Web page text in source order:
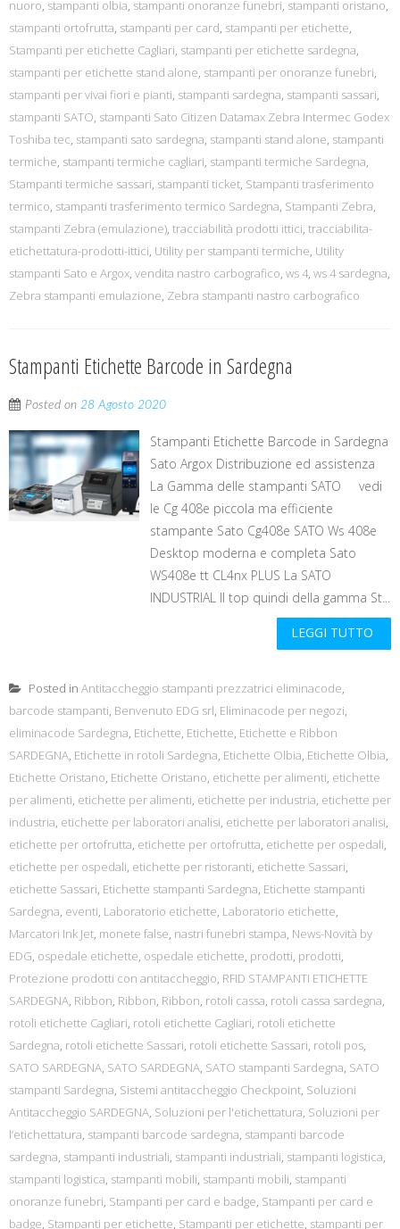
nuoro, stampanti olbia, stampanti onoranze funebri, stampanti oristano,
stampanti ortofrutta, stampanti per card, stampanti per etichette,
Stampanti per etichette Cagliari, stampanti per etichette sardegna,
stampanti per etichette stand alone, stampanti per onoranze funebri,
stampanti per vivai fiori e pianti, stampanti sardegna, stampanti sassari,
stampanti SATO, stampanti Sato Citizen Datamax Zebra Intermec Godex
Toshiba tec, stampanti sato sardegna, stampanti stand alone, stampanti
termiche, stampanti termiche cagliari, stampanti termiche Sardegna,
Stampanti termiche sassari, stampanti ticket, Stampanti trasferimento
termico, stampanti trasferimento termico Sardegna, Stampanti Zebra,
stampanti Zebra (emulazione), tracciabilità prodotti ittici, tracciabilita-
etichettatura-prodotti-ittici, Utility per stampanti termiche, Utility
stampanti Sato e Argox, vendita nastro carbografico, ws 4, ws 4 sardegna,
Zebra stampanti emulazione, Zebra stampanti nastro carbografico
Stampanti Etichette Barcode in Sardegna
Posted on 28 Agosto 2020
Stampanti Etichette Barcode in Sardegna
Sato Argox Distribuzione ed assistenza
La Gamma delle stampanti SATO vedi
le Cg 408e piccola ma efficiente
stampante Sato Cg408e SATO Ws 408e
Desktop moderna e completa Sato
WS408e tt CL4nx PLUS La SATO
INDUSTRIAL Il top quindi della gamma St...
LEGGI TUTTO
Posted in Antitaccheggio stampanti prezzatrici eliminacode,
barcode stampanti, Benvenuto EDG srl, Eliminacode per negozi,
eliminacode Sardegna, Etichette, Etichette, Etichette e Ribbon
SARDEGNA, Etichette in rotoli Sardegna, Etichette Olbia, Etichette Olbia,
Etichette Oristano, Etichette Oristano, etichette per alimenti, etichette
per alimenti, etichette per alimenti, etichette per industria, etichette per
industria, etichette per laboratori analisi, etichette per laboratori analisi,
etichette per ortofrutta, etichette per ortofrutta, etichette per ospedali,
etichette per ospedali, etichette per ristoranti, etichette Sassari,
etichette Sassari, Etichette stampanti Sardegna, Etichette stampanti
Sardegna, eventi, Laboratorio etichette, Laboratorio etichette,
Marcatori Ink Jet, monete false, nastri funebri stampa, News-Novità by
EDG, ospedale etichette, ospedale etichette, prodotti, prodotti,
Protezione prodotti con antitaccheggio, RFID STAMPANTI ETICHETTE
SARDEGNA, Ribbon, Ribbon, Ribbon, rotoli cassa, rotoli cassa sardegna,
rotoli etichette Cagliari, rotoli etichette Cagliari, rotoli etichette
Sardegna, rotoli etichette Sassari, rotoli etichette Sassari, rotoli pos,
SATO SARDEGNA, SATO SARDEGNA, SATO stampanti Sardegna, SATO
stampanti Sardegna, Sistemi antitaccheggio Checkpoint, Soluzioni
Antitaccheggio SARDEGNA, Soluzioni per l'etichettatura, Soluzioni per
l’etichettatura, stampanti barcode sardegna, stampanti barcode
sardegna, stampanti industriali, stampanti industriali, stampanti logistica,
stampanti logistica, stampanti mobili, stampanti mobili, stampanti
onoranze funebri, Stampanti per card e badge, Stampanti per card e
badge, Stampanti per etichette, Stampanti per etichette, stampanti per